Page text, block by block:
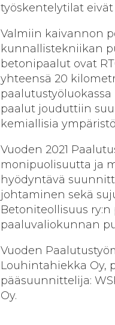
työskentelytilat
Valmiin kaivannon
kunnallistekniikan
betonipaalut ovat
yhteensä 20
paalut jouduttiin
kemiallisia
Vuoden 2021
monipuolisuutta ja
hyödyntävä
johtaminen sekä
Betoniteollisuus
paaluvaliokunnan
Vuoden
Louhintahiekka Oy,
pääsuunnittelija:
Oy.